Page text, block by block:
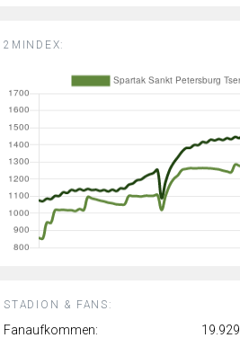
2MINDEX:
STADION & FANS:
Fanaufkommen:
19.929